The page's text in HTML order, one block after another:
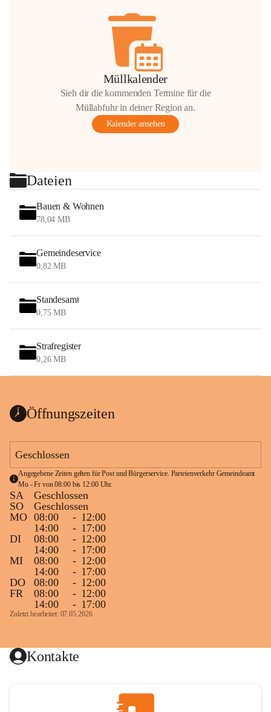
Müllkalender
Sieh dir die kommenden Termine für die
Müllabfuhr in deiner Region an.
Kalender ansehen
Dateien
Bauen & Wohnen
78,04 MB
Gemeindeservice
0,82 MB
Standesamt
0,75 MB
Strafregister
0,26 MB
Öffnungszeiten
Geschlossen
Angegebene Zeiten gelten für Post und Bürgerservice. Parteienverkehr Gemeindeamt
Mo - Fr von 08:00 bis 12:00 Uhr.
SA
Geschlossen
SO
Geschlossen
MO 08:00 - 12:00
14:00
- 17:00
DI
08:00 - 12:00
14:00
- 17:00
MI
08:00 - 12:00
14:00
- 17:00
DO
08:00 - 12:00
FR
08:00 - 12:00
14:00
- 17:00
Zuletzt bearbeitet: 07.05.2026
Kontakte